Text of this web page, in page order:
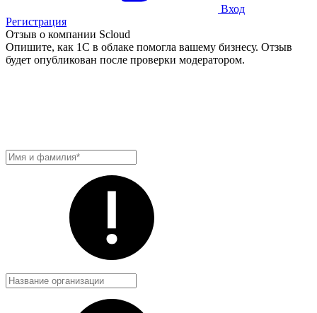
Вход
Регистрация
Отзыв о компании Scloud
Опишите, как 1С в облаке помогла вашему бизнесу. Отзыв
будет опубликован после проверки модератором.